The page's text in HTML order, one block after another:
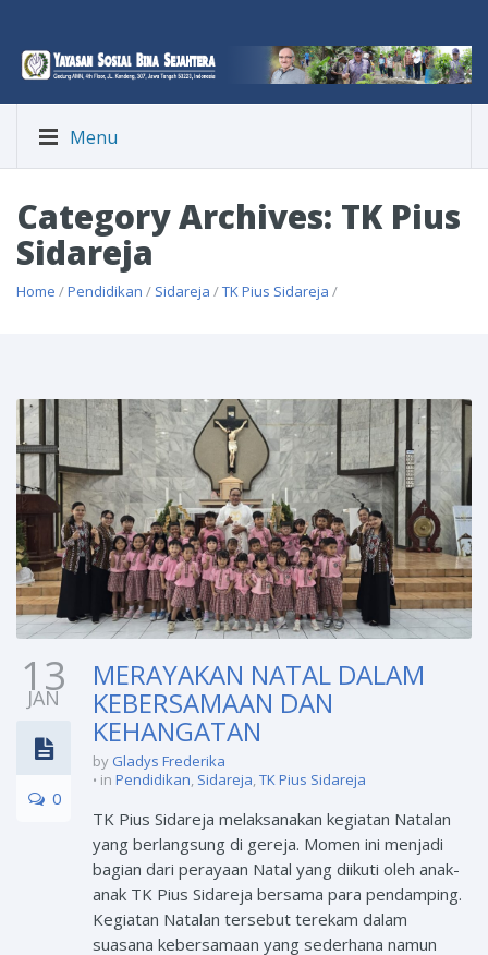
Menu
Category Archives: TK Pius
Sidareja
Home /Pendidikan / Sidareja /TK Pius Sidareja /
13
JAN
0
MERAYAKAN NATAL DALAM
KEBERSAMAAN DAN
KEHANGATAN
by Gladys Frederika
in Pendidikan, Sidareja,TK Pius Sidareja
TK Pius Sidareja melaksanakan kegiatan Natalan
yang berlangsung di gereja. Momen ini menjadi
bagian dari perayaan Natal yang diikuti oleh anak-
anak TK Pius Sidareja bersama para pendamping.
Kegiatan Natalan tersebut terekam dalam
suasana kebersamaan yang sederhana namun